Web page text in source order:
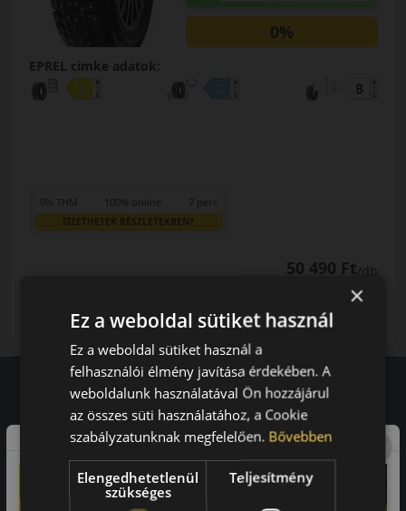
0%
EPREL cimke adatok:
0% THM 100% online 7 perc
FIZETHETEK RÉSZLETEKBEN?
50 490 Ft/db
Kuponkód másolása
db KOSÁRBA
Vásárlói vélemények
97.76%
a vásárlók közül ajánlaná ismerősének ezt a boltot.
×
Ez a weboldal sütiket használ
Ez a weboldal sütiket használ a
felhasználói élmény javítása érdekében. A
weboldalunk használatával Ön hozzájárul
az összes süti használatához, a Cookie
szabályzatunknak megfelelően. Bővebben
Elengedhetetlenül
szükséges
Teljesítmény